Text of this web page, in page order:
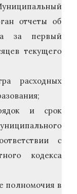
отчеты об
за первый
текущего
расходных
и срок
с
кодекса
полномочия в